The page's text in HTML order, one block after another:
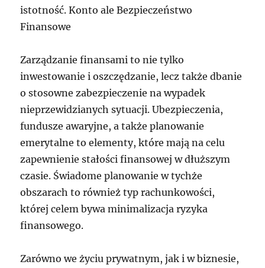
istotność. Konto ale Bezpieczeństwo
Finansowe
Zarządzanie finansami to nie tylko
inwestowanie i oszczędzanie, lecz także dbanie
o stosowne zabezpieczenie na wypadek
nieprzewidzianych sytuacji. Ubezpieczenia,
fundusze awaryjne, a także planowanie
emerytalne to elementy, które mają na celu
zapewnienie stałości finansowej w dłuższym
czasie. Świadome planowanie w tychże
obszarach to również typ rachunkowości,
której celem bywa minimalizacja ryzyka
finansowego.
Zarówno we życiu prywatnym, jak i w biznesie,